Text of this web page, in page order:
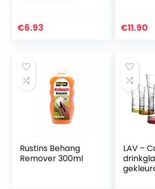
€6.93 €11.90
Rustins Behang
Remover 300ml
LAV –